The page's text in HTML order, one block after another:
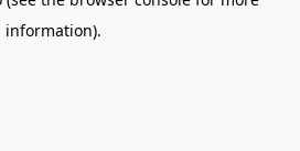
information).